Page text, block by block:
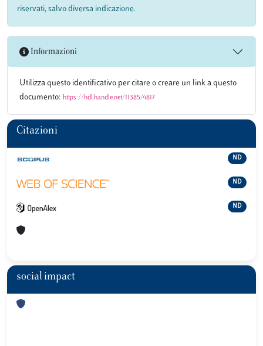
riservati, salvo diversa indicazione.
Informazioni
Utilizza questo identificativo per citare o creare un link a questo
documento: https://hdl.handle.net/11385/4817
Citazioni
ND
ND
ND
social impact